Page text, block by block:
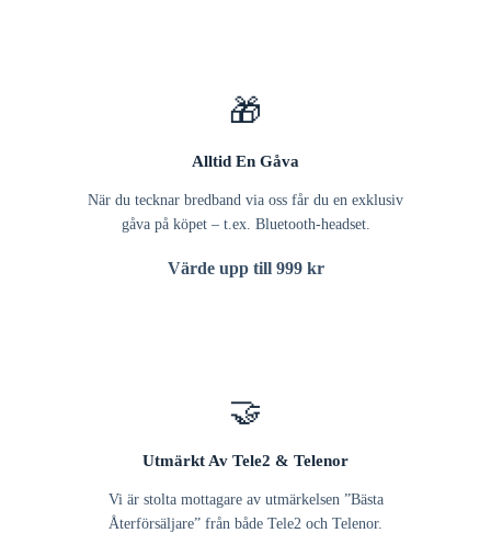
🎁
Alltid En Gåva
När du tecknar bredband via oss får du en exklusiv
gåva på köpet – t.ex. Bluetooth-headset.
Värde upp till 999 kr
🤝
Utmärkt Av Tele2 & Telenor
Vi är stolta mottagare av utmärkelsen ”Bästa
Återförsäljare” från både Tele2 och Telenor.